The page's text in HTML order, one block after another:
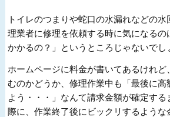
トイレのつまりや蛇口の水漏れなどの
理業者に修理を依頼する時に気になる
かかるの？」というところじゃないでし
ホームページに料金が書いてあるけれ
むのかどうか、修理作業中も「最後に高
よう・・・」なんて請求金額が確定す
際に、作業終了後にビックリするような